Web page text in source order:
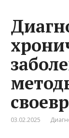
03.02.2025